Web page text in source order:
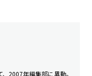
2007年編集部に異動。